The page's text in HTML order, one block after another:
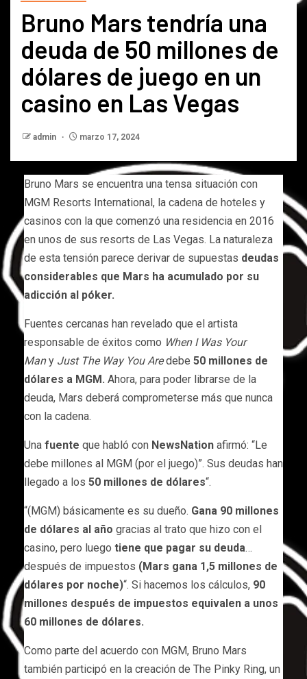
Bruno Mars tendría una
deuda de 50 millones de
dólares de juego en un
casino en Las Vegas
admin marzo 17, 2024
Bruno Mars se encuentra una tensa situación con
MGM Resorts International, la cadena de hoteles y
casinos con la que comenzó una residencia en 2016
en unos de sus resorts de Las Vegas. La naturaleza
de esta tensión parece derivar de supuestas deudas
considerables que Mars ha acumulado por su
adicción al póker.
Fuentes cercanas han revelado que el artista
responsable de éxitos como When I Was Your
Many Just The Way You Aredebe 50 millones de
dólares a MGM. Ahora, para poder librarse de la
deuda, Mars deberá comprometerse más que nunca
con la cadena.
Una fuente que habló con NewsNation afirmó: “Le
debe millones al MGM (por el juego)”. Sus deudas han
llegado a los 50 millones de dólares“.
“(MGM) básicamente es su dueño. Gana 90 millones
de dólares al año gracias al trato que hizo con el
casino, pero luego tiene que pagar su deuda…
después de impuestos (Mars gana 1,5 millones de
dólares por noche)“. Si hacemos los cálculos, 90
millones después de impuestos equivalen a unos
60 millones de dólares.
Como parte del acuerdo con MGM, Bruno Mars
también participó en la creación de The Pinky Ring, un